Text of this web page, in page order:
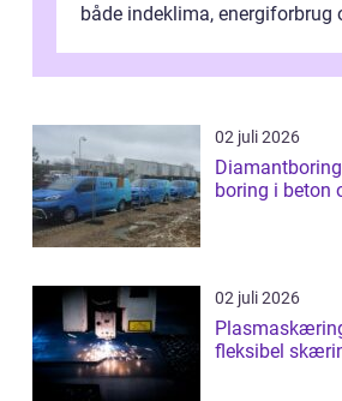
både indeklima, energiforbrug
02 juli 2026
Diamantboring
boring i beton
02 juli 2026
fleksibel